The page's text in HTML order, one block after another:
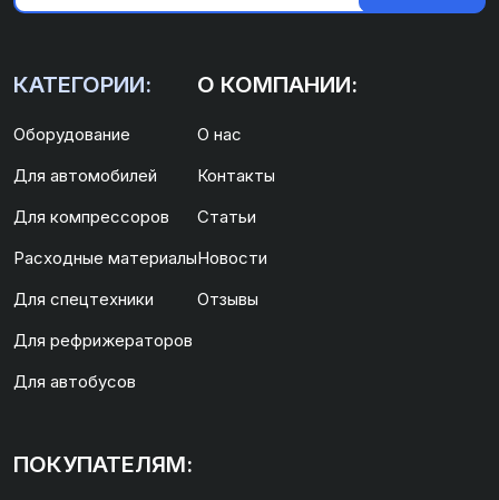
КАТЕГОРИИ:
Оборудование
Для автомобилей
Для компрессоров
Расходные материалы
Для спецтехники
Для рефрижераторов
Для автобусов
О КОМПАНИИ:
О нас
Контакты
Статьи
Новости
Отзывы
ПОКУПАТЕЛЯМ: